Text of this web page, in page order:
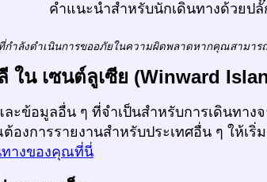
คำแนะนำสำหรับนักเดินทางด้วยปลั๊
กำลังดำเนินการขออภัยในความผิดพลาดหากคุณสามาร
ใน เซนต์ลูเซีย (Winward
ะข้อมูลอื่น ๆ ที่จำเป็นสำหรับการเดินทาง
งการรายงานสำหรับประเทศอื่น ๆ ให้เริ่ม
ทางของคุณที่นี่